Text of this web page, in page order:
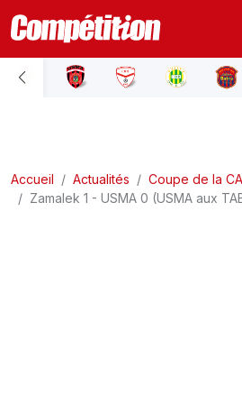
ACCUEIL
LIGUE 2
Accueil Actualités
Coupe de la
Zamalek 1 - USMA 0 (USMA aux